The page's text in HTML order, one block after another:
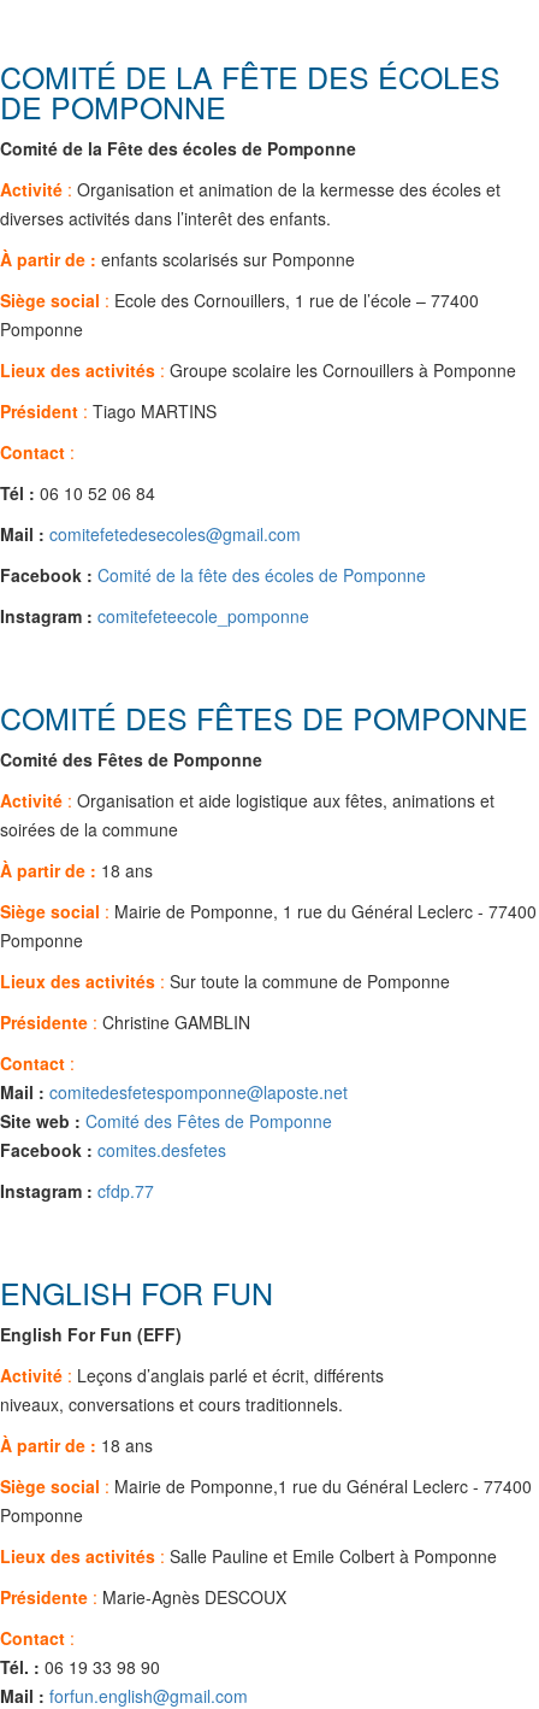
COMITÉ DE LA FÊTE DES ÉCOLES
DE POMPONNE
Comité de la Fête des écoles de Pomponne
Activité : Organisation et animation de la kermesse des écoles et
diverses activités dans l’interêt des enfants.
À partir de : enfants scolarisés sur Pomponne
Siège social : Ecole des Cornouillers, 1 rue de l’école – 77400
Pomponne
Lieux des activités : Groupe scolaire les Cornouillers à Pomponne
Président : Tiago MARTINS
Contact :
Tél : 06 10 52 06 84
Mail : comitefetedesecoles@gmail.com
Facebook : Comité de la fête des écoles de Pomponne
Instagram : comitefeteecole_pomponne
COMITÉ DES FÊTES DE POMPONNE
Comité des Fêtes de Pomponne
Activité : Organisation et aide logistique aux fêtes, animations et
soirées de la commune
À partir de : 18 ans
Siège social : Mairie de Pomponne, 1 rue du Général Leclerc - 77400
Pomponne
Lieux des activités : Sur toute la commune de Pomponne
Présidente : Christine GAMBLIN
Contact :
Mail : comitedesfetespomponne@laposte.net
Site web : Comité des Fêtes de Pomponne
Facebook : comites.desfetes
Instagram : cfdp.77
ENGLISH FOR FUN
English For Fun (EFF)
Activité : Leçons d’anglais parlé et écrit, différents
niveaux, conversations et cours traditionnels.
À partir de : 18 ans
Siège social : Mairie de Pomponne,1 rue du Général Leclerc - 77400
Pomponne
Lieux des activités : Salle Pauline et Emile Colbert à Pomponne
Présidente : Marie-Agnès DESCOUX
Contact :
Tél. : 06 19 33 98 90
Mail : forfun.english@gmail.com